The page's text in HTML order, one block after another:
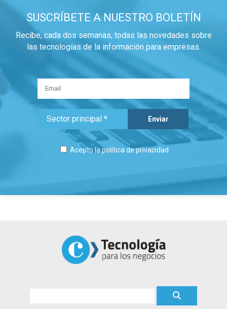
SUSCRÍBETE A NUESTRO BOLETÍN
Recibe, cada dos semanas, todas las novedades sobre
las tecnologías de la información para empresas.
Acepto lapolítica de privacidad